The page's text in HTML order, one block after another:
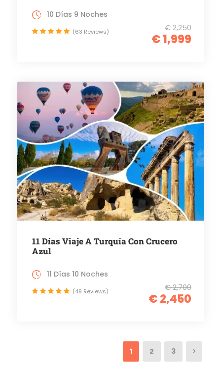
€ 2,250
€ 1,999
10 Días 9 Noches
(63 Reviews)
11 Días Viaje A Turquía Con Crucero
Azul
€ 2,700
€ 2,450
11 Días 10 Noches
(49 Reviews)
1 2 3